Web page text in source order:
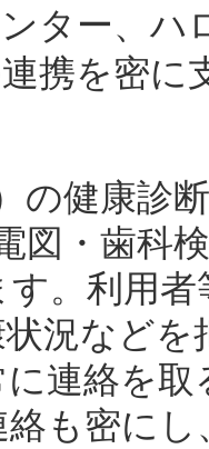
ター、ハ
携を密に
の健康診
図・歯科
。利用者
況などを
に連絡を取
も密にし